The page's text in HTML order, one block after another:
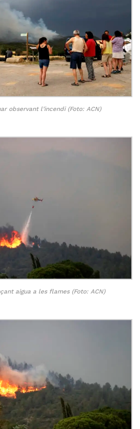
observant l’incendi (Foto: ACN)
aigua a les flames (Foto: ACN)